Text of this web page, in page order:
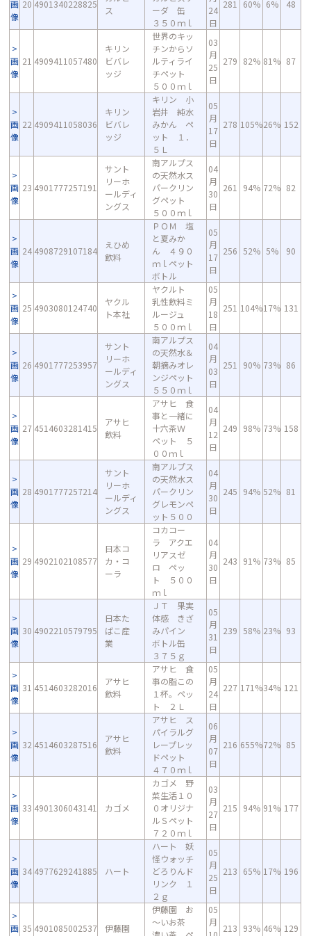
画
像
20 4901340228825
ス
ーダ 缶
３５０ｍｌ
24
日
281 60% 6% 48
画
像
21 4909411057480
キリン
ビバレ
ッジ
世界のキッ
チンからソ
ルティライ
チペット
５００ｍｌ
03
月
25
日
279 82% 81% 87
画
像
22 4909411058036
キリン
ビバレ
ッジ
キリン 小
岩井 純水
みかん ペ
ット １．
５Ｌ
05
月
17
日
278 105%26% 152
画
像
23 4901777257191
サント
リーホ
ールディ
ングス
南アルプス
の天然水ス
パークリン
グペット
５００ｍｌ
04
月
30
日
261 94% 72% 82
画
像
24 4908729107184
えひめ
飲料
ＰＯＭ 塩
と夏みか
ん ４９０
ｍｌペット
ボトル
05
月
17
日
256 52% 5% 90
画
像
25 4903080124740
ヤクル
ト本社
ヤクルト
乳性飲料ミ
ルージュ
５００ｍｌ
05
月
18
日
251 104%17% 131
画
像
26 4901777253957
サント
リーホ
ールディ
ングス
南アルプス
の天然水＆
朝摘みオレ
ンジペット
５５０ｍｌ
04
月
03
日
251 90% 73% 86
画
像
27 4514603281415
アサヒ
飲料
アサヒ 食
事と一緒に
十六茶Ｗ
ペット ５
００ｍｌ
04
月
12
日
249 98% 73% 158
画
像
28 4901777257214
サント
リーホ
ールディ
ングス
南アルプス
の天然水ス
パークリン
グレモンペ
ット５００
04
月
30
日
245 94% 52% 81
画
像
29 4902102108577
日本コ
カ・コ
ーラ
コカコー
ラ アクエ
リアスゼ
ロ ペッ
ト ５００
ｍｌ
04
月
30
日
243 91% 73% 85
画
像
30 4902210579795
日本た
ばこ産
業
ＪＴ 果実
体感 きざ
みパイン
ボトル缶
３７５ｇ
05
月
31
日
239 58% 23% 93
画
像
31 4514603282016
アサヒ
飲料
アサヒ 食
事の脂この
１杯。ペッ
ト ２Ｌ
05
月
24
日
227 171%34% 121
画
像
32 4514603287516
アサヒ
飲料
アサヒ ス
パイラルグ
レープレッ
ドペット
４７０ｍｌ
06
月
07
日
216 655%72% 85
画
像
33 4901306043141 カゴメ
カゴメ 野
菜生活１０
０オリジナ
ルＳペット
７２０ｍｌ
03
月
27
日
215 94% 91% 177
画
像
34 4977629241885 ハート
ハート 妖
怪ウォッチ
どろりんド
リンク １
２ｇ
05
月
25
日
213 65% 17% 196
画 35 4901085002537 伊藤園
伊藤園 お
～いお茶
05
月
213 93% 46% 129